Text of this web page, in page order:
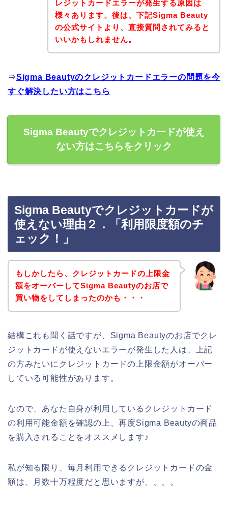
レジットカードエラーが発生する原因は
様々あります。後は、下記Sigma Beauty
の公式サイトより、直接質問されてみると
いいかもしれません。
⇒Sigma Beautyのクレジットカードエラーの問題を今
すぐ解決したい方はこちら
Sigma Beautyでクレジットカードが使え
ない方はこちらをクリック
Sigma Beautyでクレジットカードが
使えない理由２．「利用限度額のチ
ェック！」
もしかしたら、クレジットカードの上限金
額をオーバーしてSigma Beautyのお店で
買い物をしてしまったのかも・・・
結構これも聞く話ですが、Sigma Beautyのお店でクレ
ジットカードが使えないエラーが発生した人は、上記
の方みたいにクレジットカードの上限金額がオーバー
している可能性があります。
なので、あなた自身が利用しているクレジットカード
の利用可能金額を確認の上、再度Sigma Beautyの商品
を購入されることをオススメします♪
私が知る限り、毎月利用できるクレジットカードの金
額は、月数十万程度だと思いますが、、、。